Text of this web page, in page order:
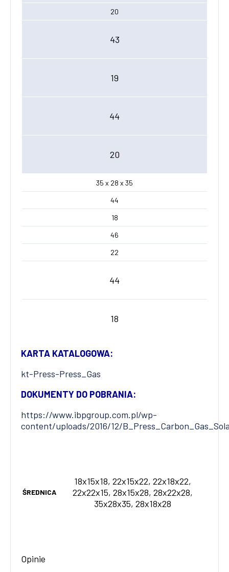
20
43
19
44
20
35 x 28 x 35
44
18
46
22
44
18
KARTA KATALOGOWA:
kt-Press-Press_Gas
DOKUMENTY DO POBRANIA:
https://www.ibpgroup.com.pl/wp-
content/uploads/2016/12/
ŚREDNICA
18x15x18, 22x15x22, 22x18x22,
22x22x15, 28x15x28, 28x22x28,
35x28x35, 28x18x28
Opinie